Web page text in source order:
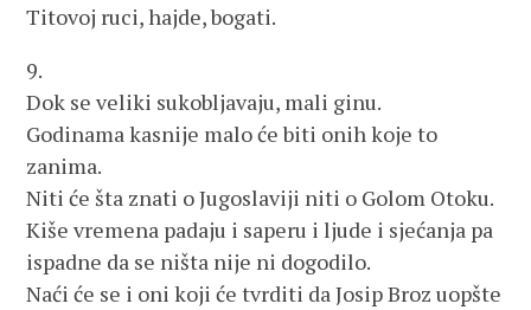
Titovoj ruci, hajde, bogati.
9.
Dok se veliki sukobljavaju, mali ginu.
Godinama kasnije malo će biti onih koje to
zanima.
Niti će šta znati o Jugoslaviji niti o Golom Otoku.
Kiše vremena padaju i saperu i ljude i sjećanja pa
ispadne da se ništa nije ni dogodilo.
Naći će se i oni koji će tvrditi da Josip Broz uopšte